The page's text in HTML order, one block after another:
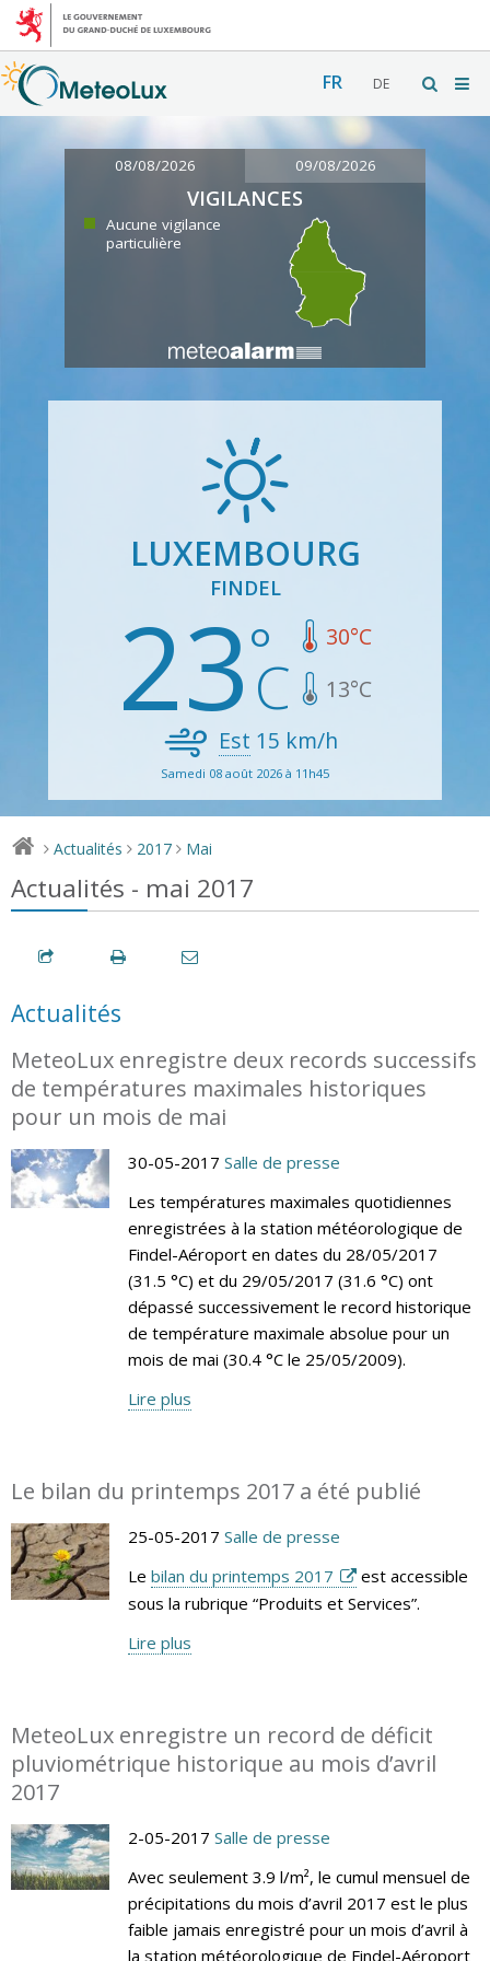
FR DE
08/08/2026 09/08/2026
VIGILANCES
Aucune vigilance
particulière
LUXEMBOURG
FINDEL
23 30°C
13°C
Est 15 km/h
Samedi 08 août 2026 à 11h45
> Actualités > 2017 > Mai
Actualités - mai 2017
Actualités
MeteoLux enregistre deux records successifs
de températures maximales historiques
pour un mois de mai
30-05-2017 Salle de presse
Les températures maximales quotidiennes
enregistrées à la station météorologique de
Findel-Aéroport en dates du 28/05/2017
(31.5 °C) et du 29/05/2017 (31.6 °C) ont
dépassé successivement le record historique
de température maximale absolue pour un
mois de mai (30.4 °C le 25/05/2009).
Lire plus
Le bilan du printemps 2017 a été publié
25-05-2017 Salle de presse
Le bilan du printemps 2017
est accessible
sous la rubrique “Produits et Services”.
Lire plus
MeteoLux enregistre un record de déficit
pluviométrique historique au mois d’avril
2017
2-05-2017 Salle de presse
Avec seulement 3.9 l/m², le cumul mensuel de
précipitations du mois d’avril 2017 est le plus
faible jamais enregistré pour un mois d’avril à
la station météorologique de Findel-Aéroport